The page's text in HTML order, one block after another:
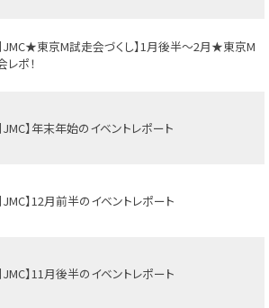
JMC★東京M試走会づくし】1月後半～2月★東京M
ポ！
JMC】年末年始のイベントレポート
JMC】12月前半のイベントレポート
JMC】11月後半のイベントレポート